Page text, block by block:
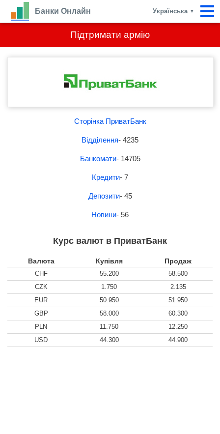
Підтримати армію
Банки Онлайн Українська ▼
Сторінка ПриватБанк
Відділення- 4235
Банкомати- 14705
Кредити- 7
Депозити- 45
Новини- 56
Курс валют в ПриватБанк
Валюта Купівля Продаж
CHF 55.200
58.500
CZK
1.750
2.135
EUR
50.950
51.950
GBP
58.000
60.300
PLN
11.750
12.250
USD
44.300 44.900